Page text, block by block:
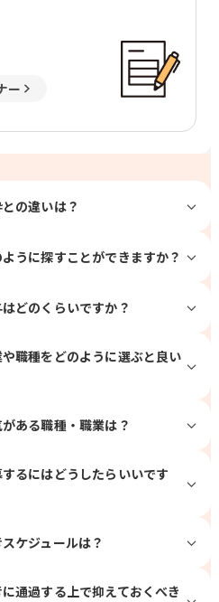
ー
の違いは？
うに探すことができますか？
どのくらいですか？
職種をどのように選ぶと良い
ある職種・職業は？
るにはどうしたらいいです
ケジュールは？
通過する上で抑えておくべき